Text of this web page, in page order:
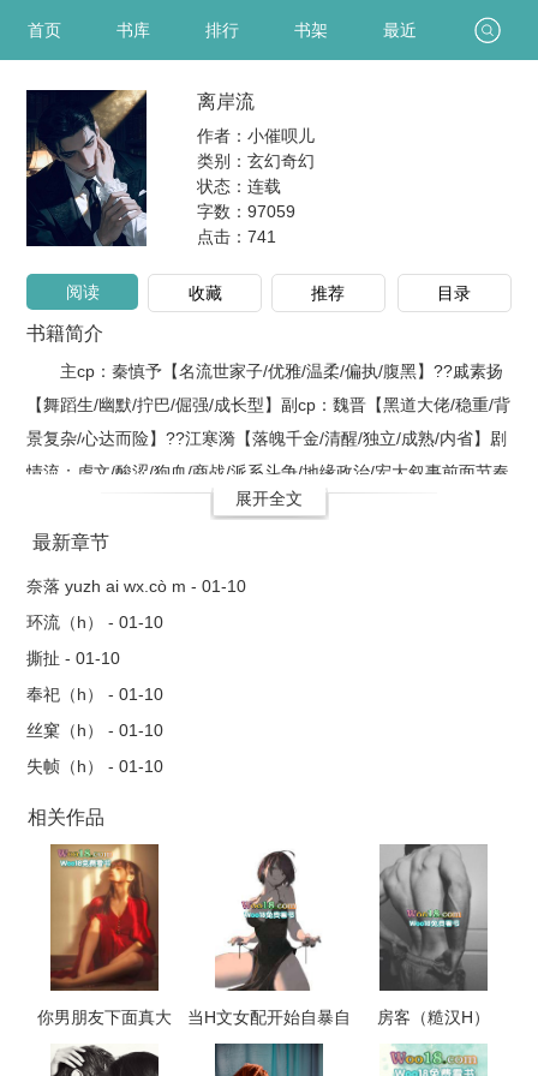
首页 书库 排行 书架 最近
离岸流
作者：小催呗儿
类别：玄幻奇幻
状态：连载
字数：97059
点击： 741
阅读 收藏 推荐 目录
书籍简介
主cp：秦慎予【名流世家子/优雅/温柔/偏执/腹黑】??戚素扬
【舞蹈生/幽默/拧巴/倔强/成长型】副cp：魏晋【黑道大佬/稳重/背
景复杂/心达而险】??江寒漪【落魄千金/清醒/独立/成熟/内省】剧
情流：虐文/酸涩/狗血/商战/派系斗争/地缘政治/宏大叙事前面节奏
有点慢，后面就快了舞蹈生戚素扬做梦也想不到，自己竟会变成
偏执大佬诱捕器。顺从他时，他柔情脉脉，恨不能将全世界送给
她，苦苦哀求，“我只想要你爱我，扬扬，求你，不要抛弃我…”人
人都说，她是他精心饲喂的金丝雀。她却知道，这场游戏里，主
动权绝不能全有他说了算。她要迂回着将她的颈绳拴在他的颈
上。双向救赎｜强取豪夺｜小白花遇见大灰狼
展开全文
最新章节
奈落 yuzh ai wx.cò m - 01-10
环流（h） - 01-10
撕扯 - 01-10
奉祀（h） - 01-10
丝窠（h） - 01-10
失帧（h） - 01-10
相关作品
你男朋友下面真大
（校园 np 高h）
当H文女配开始自暴自
弃（NP，高H）
房客（糙汉H）